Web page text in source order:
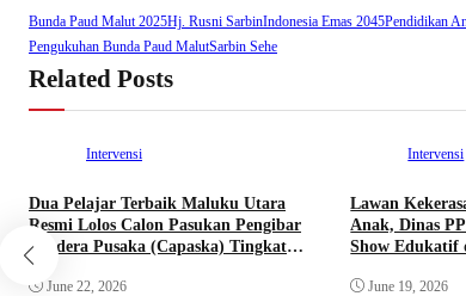
Bunda Paud Malut 2025Hj. Rusni SarbinIndonesia Emas 2045Pendidikan
Pengukuhan Bunda Paud MalutSarbin Sehe
Related Posts
Intervensi
Dua Pelajar Terbaik Maluku Utara
Resmi Lolos Calon Pasukan Pengibar
Bendera Pusaka (Capaska) Tingkat
Pusat Tahun 2026.
June 22, 2026
Intervensi
Lawan
Anak, Dinas
Show Edukatif
June 19, 2026